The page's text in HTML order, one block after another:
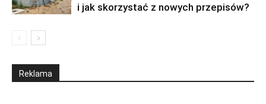
i jak skorzystać z nowych przepisów?
Reklama